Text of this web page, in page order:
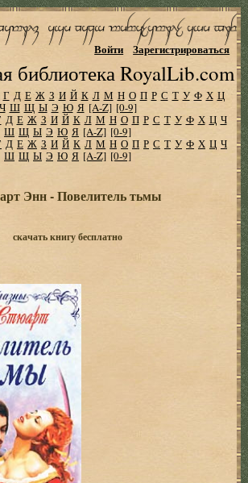
библиотека RoyalLib.com
Войти Зарегистрироваться
Г Д Е Ж З И Й К Л М Н О П Р С Т У Ф Х Ц
Ч Ш Щ Ы Э Ю Я [A-Z] [0-9]
Д Е Ж З И Й К Л М Н О П Р С Т У Ф Х Ц Ч
Ш Щ Ы Э Ю Я [A-Z] [0-9]
Д Е Ж З И Й К Л М Н О П Р С Т У Ф Х Ц Ч
Ш Щ Ы Э Ю Я [A-Z] [0-9]
Энн - Повелитель тьмы
скачать книгу бесплатно